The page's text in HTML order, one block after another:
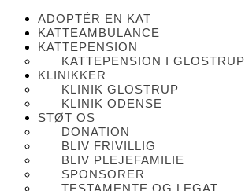
ADOPTÉR EN KAT
KATTEAMBULANCE
KATTEPENSION
KATTEPENSION I GLOSTRUP
KLINIKKER
KLINIK GLOSTRUP
KLINIK ODENSE
STØT OS
DONATION
BLIV FRIVILLIG
BLIV PLEJEFAMILIE
SPONSORER